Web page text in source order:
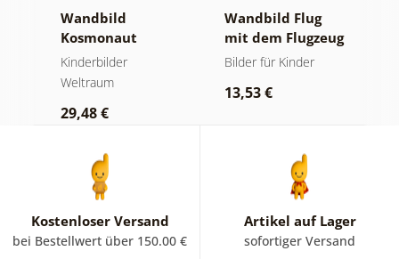
Wandbild
Kosmonaut
zwischen
Planeten
Kinderbilder
Weltraum
29,48 €
Wandbild Flug
mit dem Flugzeug
Bilder für Kinder
13,53 €
Kostenloser Versand
bei Bestellwert über 150.00 €
Artikel auf Lager
sofortiger Versand